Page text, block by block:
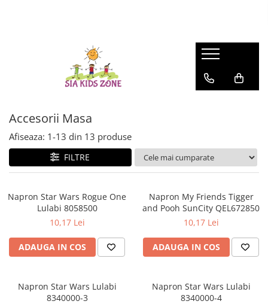
Ghiozdane scoala
Ghiozdane troler pentru scoala
Instrumente de scris si desenat
HUNTRIX K-POP
Accesorii Beauty
Prosop de baie
Patururi Baieti
Accesorii pentru petrecere
Umbrele
Accesorii Masa
Afiseaza: 1-13 din 13 produse
FILTRE
Napron Star Wars Rogue One
Lulabi 8058500
10,17 Lei
ADAUGA IN COS
Napron My Friends Tigger
and Pooh SunCity QEL672850
10,17 Lei
ADAUGA IN COS
Napron Star Wars Lulabi
8340000-3
Napron Star Wars Lulabi
8340000-4